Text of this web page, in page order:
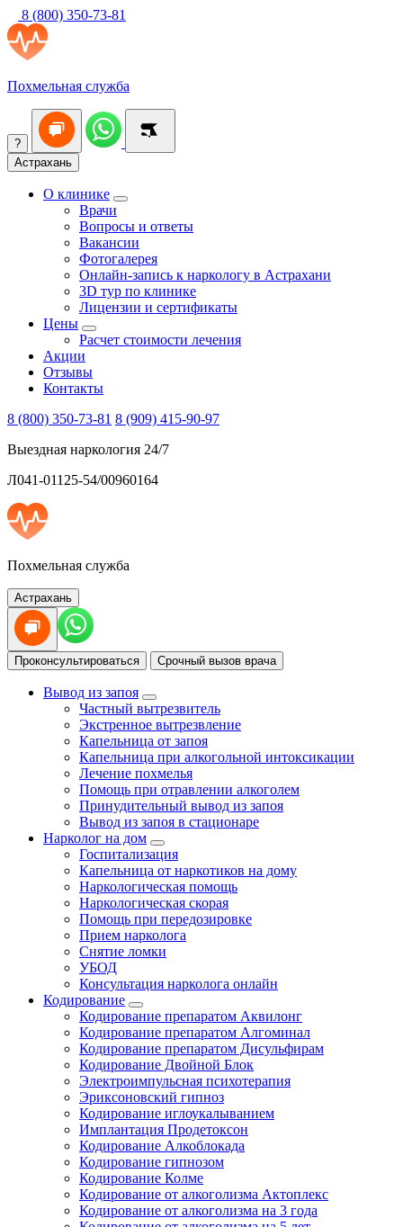
8 (800) 350-73-81
Похмельная служба
?
Астрахань
О клинике
Врачи
Вопросы и ответы
Вакансии
Фотогалерея
Онлайн-запись к наркологу в Астрахани
3D тур по клинике
Лицензии и сертификаты
Цены
Расчет стоимости лечения
Акции
Отзывы
Контакты
8 (800) 350-73-81 8 (909) 415-90-97
Выездная наркология 24/7
Л041-01125-54/00960164
Похмельная служба
Астрахань
Проконсультироваться Срочный вызов врача
Вывод из запоя
Частный вытрезвитель
Экстренное вытрезвление
Капельница от запоя
Капельница при алкогольной интоксикации
Лечение похмелья
Помощь при отравлении алкоголем
Принудительный вывод из запоя
Вывод из запоя в стационаре
Нарколог на дом
Госпитализация
Капельница от наркотиков на дому
Наркологическая помощь
Наркологическая скорая
Помощь при передозировке
Прием нарколога
Снятие ломки
УБОД
Консультация нарколога онлайн
Кодирование
Кодирование препаратом Аквилонг
Кодирование препаратом Алгоминал
Кодирование препаратом Дисульфирам
Кодирование Двойной Блок
Электроимпульсная психотерапия
Эриксоновский гипноз
Кодирование иглоукалыванием
Имплантация Продетоксон
Кодирование Алкоблокада
Кодирование гипнозом
Кодирование Колме
Кодирование от алкоголизма Актоплекс
Кодирование от алкоголизма на 3 года